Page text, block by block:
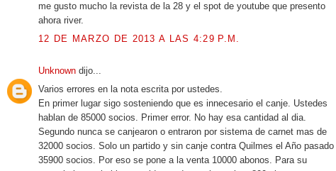
me gusto mucho la revista de la 28 y el spot de youtube que presento
ahora river.
12 DE MARZO DE 2013 A LAS 4:29 P.M.
Unknown dijo...
Varios errores en la nota escrita por ustedes.
En primer lugar sigo sosteniendo que es innecesario el canje. Ustedes
hablan de 85000 socios. Primer error. No hay esa cantidad al dia.
Segundo nunca se canjearon o entraron por sistema de carnet mas de
32000 socios. Solo un partido y sin canje contra Quilmes el Año pasado
35900 socios. Por eso se pone a la venta 10000 abonos. Para su